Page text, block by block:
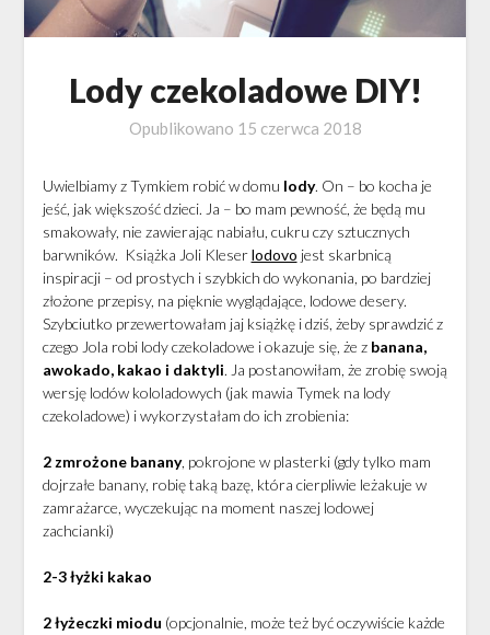
Lody czekoladowe DIY!
Opublikowano 15 czerwca 2018
Uwielbiamy z Tymkiem robić w domu lody. On – bo kocha je
jeść, jak większość dzieci. Ja – bo mam pewność, że będą mu
smakowały, nie zawierając nabiału, cukru czy sztucznych
barwników. Książka Joli Kleserlodovo jest skarbnicą
inspiracji – od prostych i szybkich do wykonania, po bardziej
złożone przepisy, na pięknie wyglądające, lodowe desery.
Szybciutko przewertowałam jaj książkę i dziś, żeby sprawdzić z
czego Jola robi lody czekoladowe i okazuje się, że z banana,
awokado, kakao i daktyli. Ja postanowiłam, że zrobię swoją
wersję lodów kololadowych (jak mawia Tymek na lody
czekoladowe) i wykorzystałam do ich zrobienia:
2 zmrożone banany, pokrojone w plasterki (gdy tylko mam
dojrzałe banany, robię taką bazę, która cierpliwie leżakuje w
zamrażarce, wyczekując na moment naszej lodowej
zachcianki)
2-3 łyżki kakao
2 łyżeczki miodu (opcjonalnie, może też być oczywiście każde